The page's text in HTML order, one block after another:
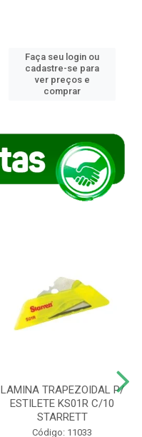
Faça seu login ou
cadastre-se para
ver preços e
comprar
LAMINA TRAPEZOIDAL P/
ESTILETE KS01R C/10
STARRETT
Código: 11033